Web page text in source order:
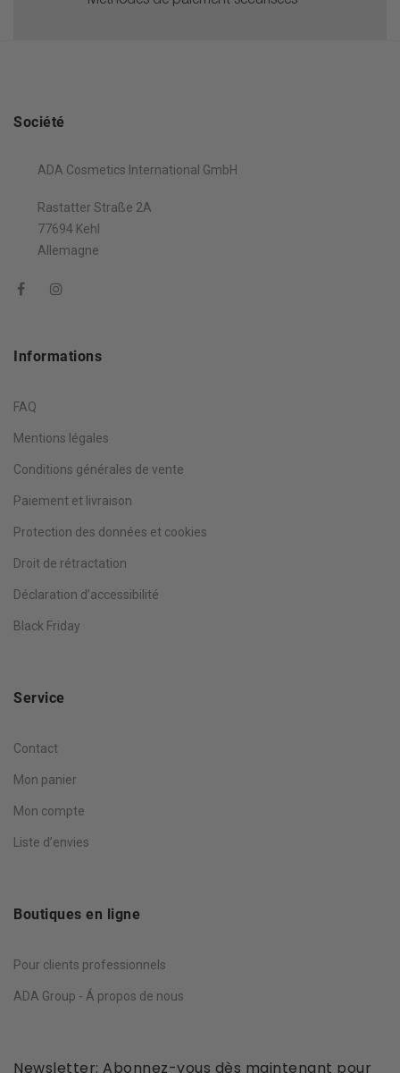
Société
ADA Cosmetics International GmbH
Rastatter Straße 2A
77694 Kehl
Allemagne
Informations
FAQ
Mentions légales
Conditions générales de vente
Paiement et livraison
Protection des données et cookies
Droit de rétractation
Déclaration d’accessibilité
Black Friday
Service
Contact
Mon panier
Mon compte
Liste d’envies
Boutiques en ligne
Pour clients professionnels
ADA Group - Á propos de nous
Newsletter: Abonnez-vous dès maintenant pour